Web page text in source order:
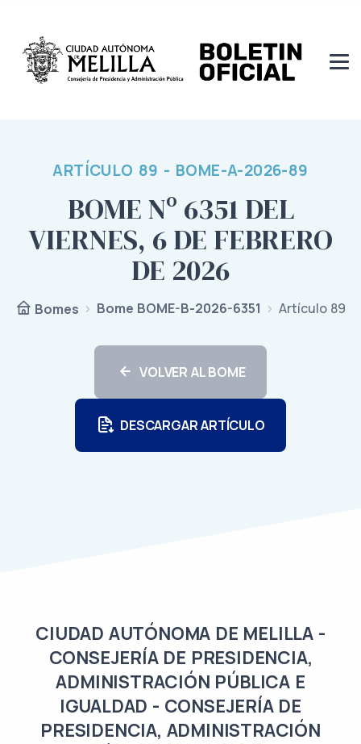
ARTÍCULO 89 - BOME-A-2026-89
BOME Nº 6351 DEL
VIERNES, 6 DE FEBRERO
DE 2026
Bomes Bome BOME-B-2026-6351 Artículo 89
VOLVER AL BOME
DESCARGAR ARTÍCULO
CIUDAD AUTÓNOMA DE MELILLA -
CONSEJERÍA DE PRESIDENCIA,
ADMINISTRACIÓN PÚBLICA E
IGUALDAD - CONSEJERÍA DE
PRESIDENCIA, ADMINISTRACIÓN